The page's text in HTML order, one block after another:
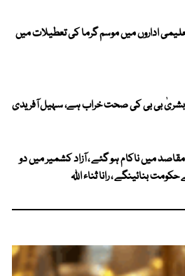
اداروں میں موسم گرما کی تعطیلات میں
بشریٰ بی بی کی صحت خراب ہے، سہیل آفریدی
میں ناکام ہو گئے ، آزاد کشمیر میں دو
بنائینگے ، رانا ثناء اللہ